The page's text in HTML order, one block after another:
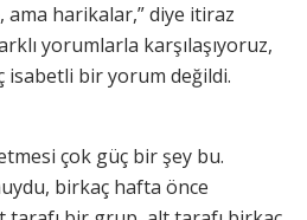
harikalar,” diye itiraz
yorumlarla karşılaşıyoruz,
isabetli bir yorum değildi.
çok güç bir şey bu.
birkaç hafta önce